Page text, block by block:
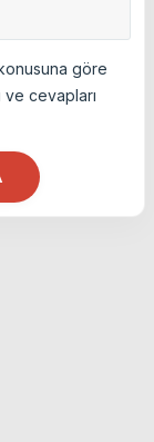
göre
ve cevapları